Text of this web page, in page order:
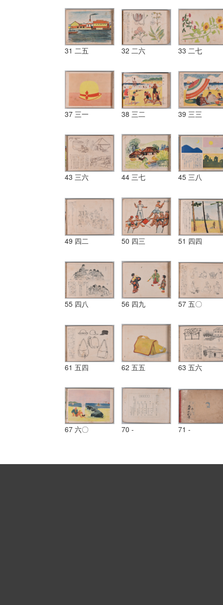
31 二五 32 二六 33 二七
37 三一 38 三二 39 三三
43 三六 44 三七 45 三八
49 四二 50 四三 51 四四
55 四八 56 四九 57 五〇
61 五四 62 五五 63 五六
67 六〇 70 - 71 -